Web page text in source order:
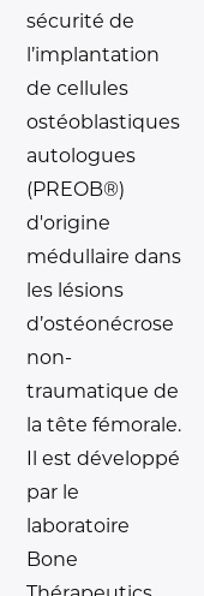
sécurité de
l’implantation
de cellules
ostéoblastiques
autologues
(PREOB®)
d'origine
médullaire dans
les lésions
d’ostéonécrose
non-
traumatique de
la tête fémorale.
Il est développé
par le
laboratoire
Bone